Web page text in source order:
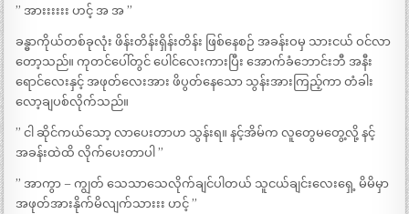
” အားးးးးး ဟင့် အ အ ”
ခန္ဓာကိုယ်တစ်ခုလုံး ဖိန်းတိန်းရှိန်းတိန်း ဖြစ်နေစဉ် အခန်းဝမှ သားငယ် ဝင်လာ
တော့သည်။ ကုတင်ပေါ်တွင် ပေါင်လေးကားပြီး အောက်ခံဘောင်းဘီ အနီး
ရောင်လေးနှင့် အဖုတ်လေးအား ဖိပွတ်နေသော သွန်းအားကြည့်ကာ တံခါး
လော့ချပစ်လိုက်သည်။
” ငါ ဆိုင်ကယ်သော့ လာပေးတာဟ သွန်းရ။ နင့်အိမ်က လူတွေမတွေ့လို့ နင့်
အခန်းထဲထိ လိုက်ပေးတာပါ ”
” အာကွာ – ကျွတ် သေသာသေလိုက်ချင်ပါတယ် သူငယ်ချင်းလေးရှေ့ မိမိမှာ
အဖုတ်အားနိုက်မိလျက်သားးး ဟင့် ”